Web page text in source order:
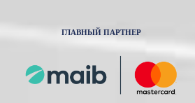
ГЛАВНЫЙ ПАРТНЕР